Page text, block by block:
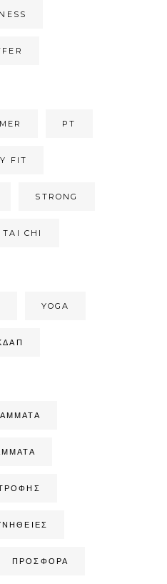
PT
FIT
STRONG
TAI CHI
YOGA
ΠΡΟΣΦΟΡΑ